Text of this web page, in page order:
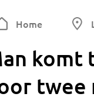
Home
komt
twee